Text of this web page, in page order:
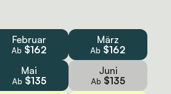
Februar
Ab $162
März
Ab $162
Mai
Ab $135
Juni
Ab $135